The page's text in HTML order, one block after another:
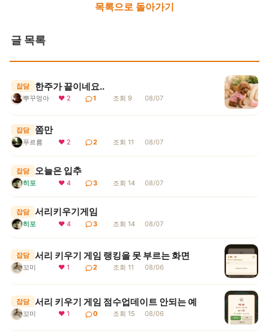
목록으로 돌아가기
글 목록
잡담 한주가 끝이네요..
뿌꾸엉아 ❤ 2 1 조회 9 08/07
잡담 쫌만
푸르름 ❤ 2 2 조회 11 08/07
잡담 오늘은 입추
히포 ❤ 4 3 조회 14 08/07
잡담 서리키우기게임
히포 ❤ 4 3 조회 14 08/07
잡담 서리 키우기 게임 랭킹을 못 부르는 화면
꼬미 ❤ 1 2 조회 11 08/06
잡담 서리 키우기 게임 점수업데이트 안되는 예
꼬미 ❤ 1 0 조회 15 08/06